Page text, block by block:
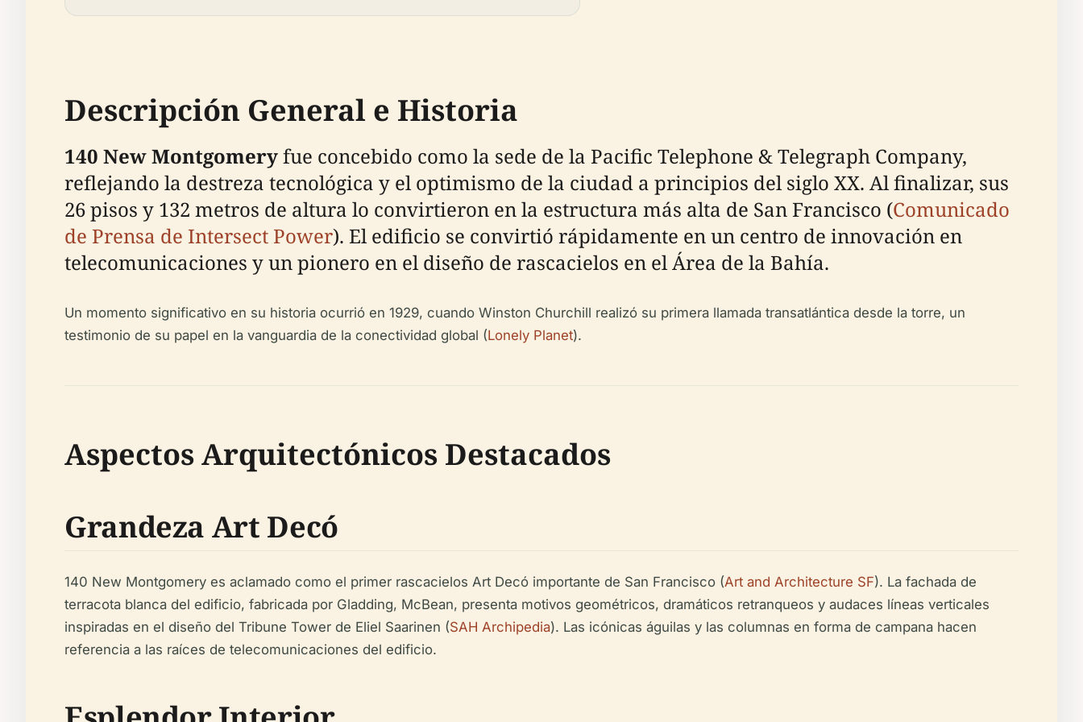
Descripción General e Historia
140 New Montgomeryfue concebido como la sede de la Pacific Telephone & Telegraph Company,
reflejando la destreza tecnológica y el optimismo de la ciudad a principios del siglo XX. Al finalizar, sus
26 pisos y 132 metros de altura lo convirtieron en la estructura más alta de San Francisco (Comunicado
de Prensa de Intersect Power). El edificio se convirtió rápidamente en un centro de innovación en
telecomunicaciones y un pionero en el diseño de rascacielos en el Área de la Bahía.
Un momento significativo en su historia ocurrió en 1929, cuando Winston Churchill realizó su primera llamada transatlántica desde la torre, un
testimonio de su papel en la vanguardia de la conectividad global (Lonely Planet).
Aspectos Arquitectónicos Destacados
Grandeza Art Decó
140 New Montgomery es aclamado como el primer rascacielos Art Decó importante de San Francisco (Art and Architecture SF). La fachada de
terracota blanca del edificio, fabricada por Gladding, McBean, presenta motivos geométricos, dramáticos retranqueos y audaces líneas verticales
inspiradas en el diseño del Tribune Tower de Eliel Saarinen (SAH Archipedia). Las icónicas águilas y las columnas en forma de campana hacen
referencia a las raíces de telecomunicaciones del edificio.